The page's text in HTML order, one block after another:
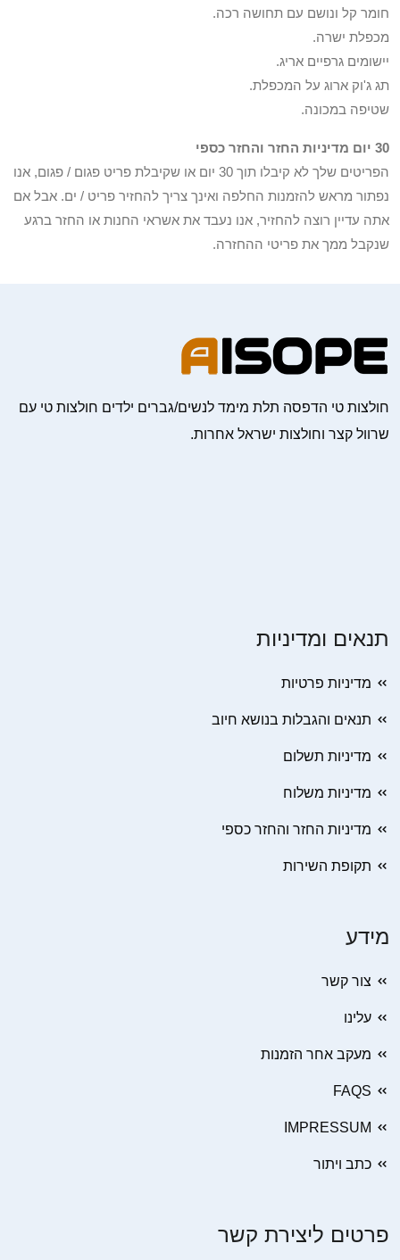
חומר קל ונושם עם תחושה רכה.
מכפלת ישרה.
יישומים גרפיים אריג.
תג ג'וק ארוג על המכפלת.
שטיפה במכונה.
30 יום מדיניות החזר והחזר כספי
הפריטים שלך לא קיבלו תוך 30 יום או שקיבלת פריט פגום / פגום, אנו
נפתור מראש להזמנות החלפה ואינך צריך להחזיר פריט / ים. אבל אם
אתה עדיין רוצה להחזיר, אנו נעבד את אשראי החנות או החזר ברגע
שנקבל ממך את פריטי ההחזרה.
חולצות טי הדפסה תלת מימד לנשים/גברים ילדים חולצות טי עם
שרוול קצר וחולצות ישראל אחרות.
תנאים ומדיניות
מדיניות פרטיות
תנאים והגבלות בנושא חיוב
מדיניות תשלום
מדיניות משלוח
מדיניות החזר והחזר כספי
תקופת השירות
מידע
צור קשר
עלינו
מעקב אחר הזמנות
FAQS
IMPRESSUM
כתב ויתור
פרטים ליצירת קשר